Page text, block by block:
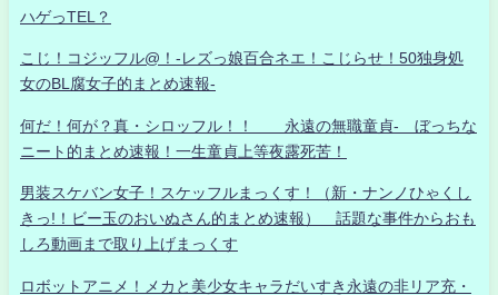
ハゲっTEL？
こじ！コジッフル@！-レズっ娘百合ネエ！こじらせ！50独身処
女のBL腐女子的まとめ速報-
何だ！何が？真・シロッフル！！ 永遠の無職童貞- ぼっちな
ニート的まとめ速報！一生童貞上等夜露死苦！
男装スケバン女子！スケッフルまっくす！（新・ナンノひゃくし
きっ!！ビー玉のおいぬさん的まとめ速報） 話題な事件からおも
しろ動画まで取り上げまっくす
ロボットアニメ！メカと美少女キャラだいすき永遠の非リア充・